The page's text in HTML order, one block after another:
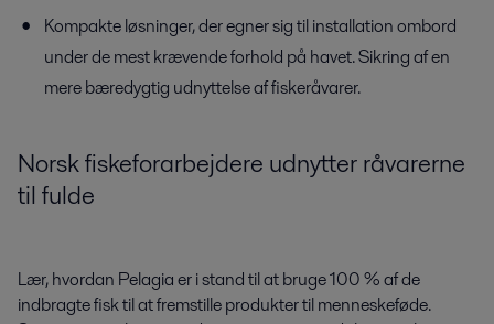
Kompakte løsninger, der egner sig til installation ombord
under de mest krævende forhold på havet.Sikring af en
mere bæredygtig udnyttelse af fiskeråvarer.
Norsk fiskeforarbejdere udnytter råvarerne
til fulde
Lær, hvordan Pelagiaer i stand til atbruge 100 % af de
indbragte fisktil at fremstilleprodukter til menneskeføde.